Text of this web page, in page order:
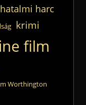
hatalmi harc
krimi
film
Worthington